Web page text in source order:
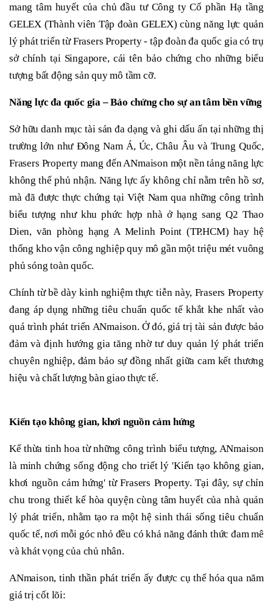
mang tâm huyết của chủ đầu tư Công ty Cổ phần Hạ tầng
GELEX (Thành viên Tập đoàn GELEX) cùng năng lực quản
lý phát triển từ Frasers Property - tập đoàn đa quốc gia có trụ
sở chính tại Singapore, cái tên bảo chứng cho những biểu
tượng bất động sản quy mô tầm cỡ.
Năng lực đa quốc gia – Bảo chứng cho sự an tâm bền vững
Sở hữu danh mục tài sản đa dạng và ghi dấu ấn tại những thị
trường lớn như Đông Nam Á, Úc, Châu Âu và Trung Quốc,
Frasers Property mang đến ANmaison một nền tảng năng lực
không thể phủ nhận. Năng lực ấy không chỉ nằm trên hồ sơ,
mà đã được thực chứng tại Việt Nam qua những công trình
biểu tượng như khu phức hợp nhà ở hạng sang Q2 Thao
Dien, văn phòng hạng A Melinh Point (TP.HCM) hay hệ
thống kho vận công nghiệp quy mô gần một triệu mét vuông
phủ sóng toàn quốc.
Chính từ bề dày kinh nghiệm thực tiễn này, Frasers Property
đang áp dụng những tiêu chuẩn quốc tế khắt khe nhất vào
quá trình phát triển ANmaison. Ở đó, giá trị tài sản được bảo
đảm và định hướng gia tăng nhờ tư duy quản lý phát triển
chuyên nghiệp, đảm bảo sự đồng nhất giữa cam kết thương
hiệu và chất lượng bàn giao thực tế.
Kiến tạo không gian, khơi nguồn cảm hứng
Kế thừa tinh hoa từ những công trình biểu tượng, ANmaison
là minh chứng sống động cho triết lý 'Kiến tạo không gian,
khơi nguồn cảm hứng' từ Frasers Property. Tại đây, sự chỉn
chu trong thiết kế hòa quyện cùng tâm huyết của nhà quản
lý phát triển, nhằm tạo ra một hệ sinh thái sống tiêu chuẩn
quốc tế, nơi mỗi góc nhỏ đều có khả năng đánh thức đam mê
và khát vọng của chủ nhân.
ANmaison, tinh thần phát triển ấy được cụ thể hóa qua năm
giá trị cốt lõi: